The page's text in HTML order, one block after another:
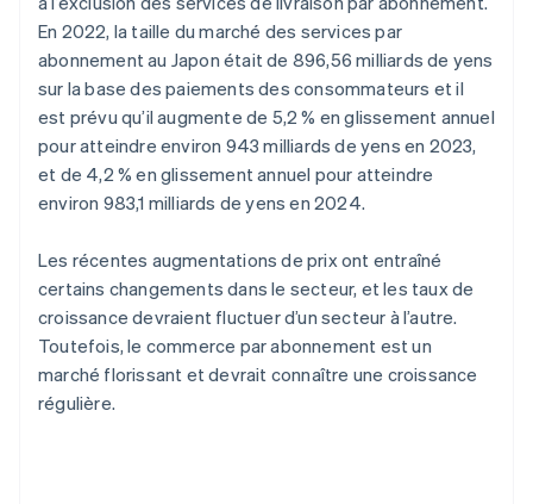
En 2022, la taille du marché des services par
abonnement au Japon était de 896,56 milliards de yens
sur la base des paiements des consommateurs et il
est prévu qu’il augmente de 5,2 % en glissement annuel
pour atteindre environ 943 milliards de yens en 2023,
et de 4,2 % en glissement annuel pour atteindre
environ 983,1 milliards de yens en 2024.
Les récentes augmentations de prix ont entraîné
certains changements dans le secteur, et les taux de
croissance devraient fluctuer d’un secteur à l’autre.
Toutefois, le commerce par abonnement est un
marché florissant et devrait connaître une croissance
régulière.